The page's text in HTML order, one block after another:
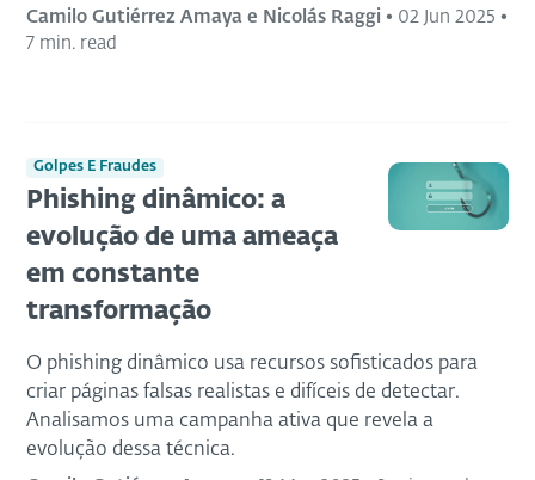
Camilo Gutiérrez Amaya e Nicolás Raggi • 02 Jun 2025 •
7 min. read
Golpes E Fraudes
Phishing dinâmico: a
evolução de uma ameaça
em constante
transformação
O phishing dinâmico usa recursos sofisticados para
criar páginas falsas realistas e difíceis de detectar.
Analisamos uma campanha ativa que revela a
evolução dessa técnica.